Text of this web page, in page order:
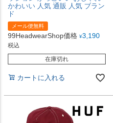
かわいい 人気 通販 人気 ブラン
ド
メール便無料
99HeadwearShop価格 ¥3,190
税込
在庫切れ
カートに入れる